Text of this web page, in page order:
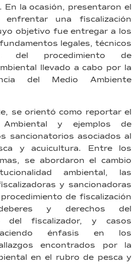
la ocasión, presentaron el
enfrentar una fiscalización
objetivo fue entregar a los
legales, técnicos
del procedimiento de
llevado a cabo por la
del Medio Ambiente
se orientó como reportar el
Ambiental y ejemplos de
sancionatorios asociados al
y acuicultura. Entre los
se abordaron el cambio
ambiental, las
y sancionadoras
de fiscalización
y derechos del
del fiscalizador, y casos
énfasis en los
encontrados por la
en el rubro de pesca y